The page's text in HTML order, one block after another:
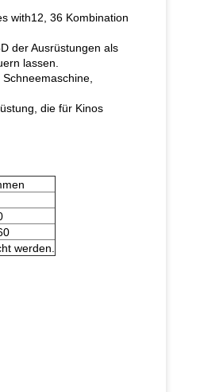
with12, 36 Kombination
der Ausrüstungen als
lassen.
die für Kinos
werden.